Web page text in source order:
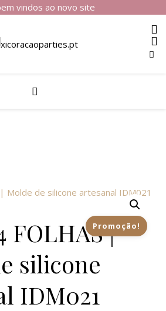
vindos ao novo site
Promoção!
FOLHAS |
silicone
IDM021